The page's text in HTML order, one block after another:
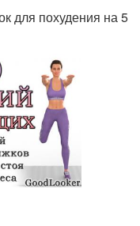
для похудения на 5